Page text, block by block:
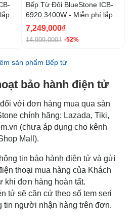
Bếp Từ Đôi BlueStone ICB-
6920 3400W - Miễn phí lắp
đặt, cắt đá
7,249,000₫
14,999,000₫ -52%
sản phẩm Bếp từ
bảo hành điện tử
với đơn hàng mua qua sàn
chính hãng: Lazada, Tiki,
(chưa áp dụng cho kênh
Mall).
tin bảo hành điện tử và gửi
thoại mua hàng của Khách
khi đơn hàng hoàn tất.
tử sẽ căn cứ theo số tem seri
tin người nhận hàng trên đơn.